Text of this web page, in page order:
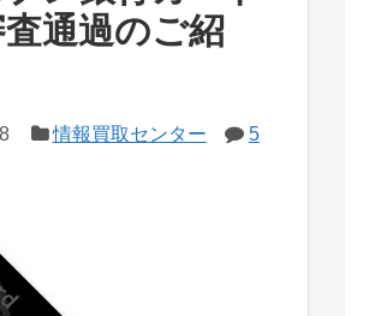
通過のご紹
情報買取センター 5